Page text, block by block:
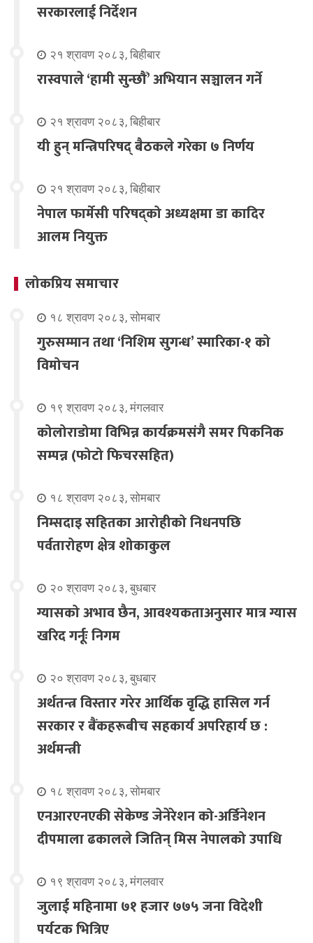
सरकारलाई निर्देशन
२१ श्रावण २०८३, बिहीबार
रास्वपाले ‘हामी सुन्छौँ’ अभियान सञ्चालन गर्ने
२१ श्रावण २०८३, बिहीबार
यी हुन् मन्त्रिपरिषद् बैठकले गरेका ७ निर्णय
२१ श्रावण २०८३, बिहीबार
नेपाल फार्मेसी परिषद्को अध्यक्षमा डा कादिर
आलम नियुक्त
लोकप्रिय समाचार
१८ श्रावण २०८३, सोमबार
गुरुसम्मान तथा ‘निशिम सुगन्ध’ स्मारिका-१ को
विमोचन
१९ श्रावण २०८३, मंगलवार
कोलोराडोमा विभिन्न कार्यक्रमसंगै समर पिकनिक
सम्पन्न (फोटो फिचरसहित)
१८ श्रावण २०८३, सोमबार
निम्सदाइ सहितका आरोहीको निधनपछि
पर्वतारोहण क्षेत्र शोकाकुल
२० श्रावण २०८३, बुधबार
ग्यासको अभाव छैन, आवश्यकताअनुसार मात्र ग्यास
खरिद गर्नूः निगम
२० श्रावण २०८३, बुधबार
अर्थतन्त्र विस्तार गरेर आर्थिक वृद्धि हासिल गर्न
सरकार र बैंकहरूबीच सहकार्य अपरिहार्य छ :
अर्थमन्त्री
१८ श्रावण २०८३, सोमबार
एनआरएनएकी सेकेण्ड जेनेरेशन को-अर्डिनेशन
दीपमाला ढकालले जितिन् मिस नेपालको उपाधि
१९ श्रावण २०८३, मंगलवार
जुलाई महिनामा ७१ हजार ७७५ जना विदेशी
पर्यटक भित्रिए